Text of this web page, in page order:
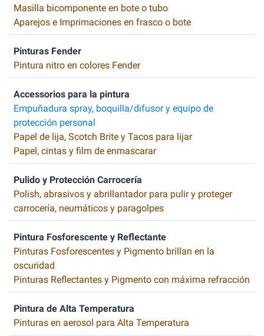
Masilla bicomponente en bote o tubo
Aparejos e Imprimaciones en frasco o bote
Pinturas Fender
Pintura nitro en colores Fender
Accessorios para la pintura
Empuñadura spray, boquilla/difusor y equipo de
protección personal
Papel de lija, Scotch Brite y Tacos para lijar
Papel, cintas y film de enmascarar
Pulido y Protección Carrocería
Polish, abrasivos y abrillantador para pulir y proteger
carrocería, neumáticos y paragolpes
Pintura Fosforescente y Reflectante
Pinturas Fosforescentes y Pigmento brillan en la
oscuridad
Pinturas Reflectantes y Pigmento con máxima refracción
Pintura de Alta Temperatura
Pinturas en aerosol para Alta Temperatura